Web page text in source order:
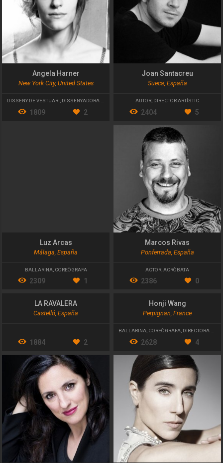
Angela Harner
New York City, United States
DISSENY DE VESTUARI DISSENYADORA D'ATTREZZO
1809 2
Joan Santacreu
Sueca, España
AUTOR DIRECTOR ARTÍSTIC
2404 5
Luz Arcas
Málaga, España
BALLARINA, COREÒGRAFA
2309 1
Marcos Rivas
Ponferrada, España
ACTOR ACRÒBATA
2386 0
LA RAVALERA
Castelló, España
1884 2
Honji Wang
Perpignan, France
BALLARINA, COREÒGRAFA, DIRECTORA ARTÍSTICA
2628 4